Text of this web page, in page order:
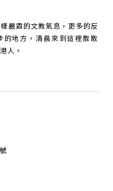
嚴肅的文教氣息，更多的反
的地方，清晨來到這裡散散
人。